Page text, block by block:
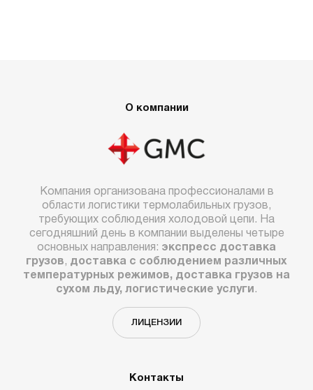
О компании
Компания организована профессионалами в
области логистики термолабильных грузов,
требующих соблюдения холодовой цепи. На
сегодняшний день в компании выделены четыре
основных направления: экспресс доставка
грузов, доставка с соблюдением различных
температурных режимов, доставка грузов на
сухом льду, логистические услуги .
ЛИЦЕНЗИИ
Контакты